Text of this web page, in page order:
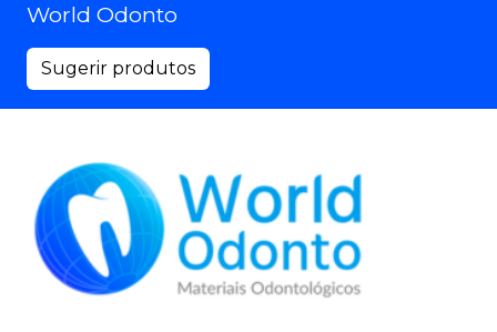
World Odonto
Sugerir produtos